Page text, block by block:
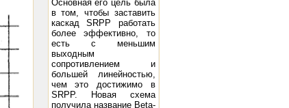
Angel TK-10: 10 - 250 Вт, 45 Гц - 22 кГц, 8 Ом, 97 дБ/Вт/м
Основная его цель была
в том, чтобы заставить
каскад SRPP работать
более эффективно, то
есть с меньшим
выходным
сопротивлением и
большей линейностью,
чем это достижимо в
SRPP. Новая схема
получила название Beta-